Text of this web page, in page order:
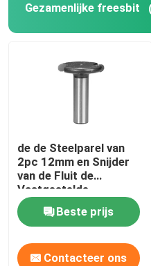
Gezamenlijke freesbit
de de Steelparel van
2pc 12mm en Snijder
van de Fluit de
Vastgestelde
Houtbewerking maken
Hete TonnenBeste prijs
Contacteer ons